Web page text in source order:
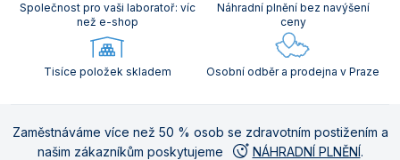
Společnost pro vaši laboratoř: víc
než e-shop
Náhradní plnění bez navýšení
ceny
Tisíce položek skladem Osobní odběr a prodejna v Praze
Zaměstnáváme více než 50 % osob se zdravotním postižením a
našim zákazníkům poskytujeme
NÁHRADNÍ PLNĚNÍ.